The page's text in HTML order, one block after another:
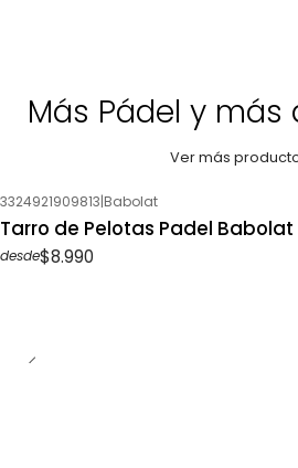
Más Pádel y más
Ver más
3324921909813|Babolat
Tarro de Pelotas Padel Babolat
desde$8.990